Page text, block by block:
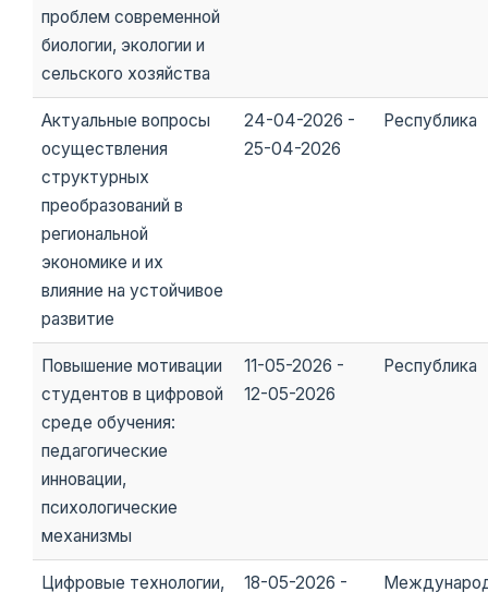
проблем современной
биологии, экологии и
сельского хозяйства
Актуальные вопросы
осуществления
структурных
преобразований в
региональной
экономике и их
влияние на устойчивое
развитие
24-04-2026 -
25-04-2026
Республика
Повышение мотивации
студентов в цифровой
среде обучения:
педагогические
инновации,
психологические
механизмы
11-05-2026 -
12-05-2026
Республика
Цифровые технологии,
18-05-2026 -